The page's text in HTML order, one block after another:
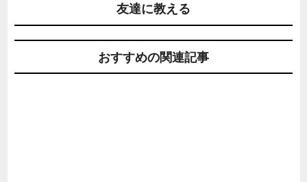
友達に教える
おすすめの関連記事